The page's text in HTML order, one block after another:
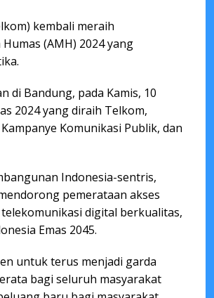
kembali meraih
(AMH) 2024 yang
di Bandung, pada Kamis, 10
2024 yang diraih Telkom,
Komunikasi Publik, dan
Indonesia-sentris,
pemerataan akses
digital berkualitas,
Emas 2045.
untuk terus menjadi garda
bagi seluruh masyarakat